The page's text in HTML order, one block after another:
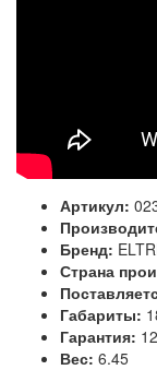
Артикул:
Бренд:
Страна
Габариты:
Гарантия:
Вес: 6.45